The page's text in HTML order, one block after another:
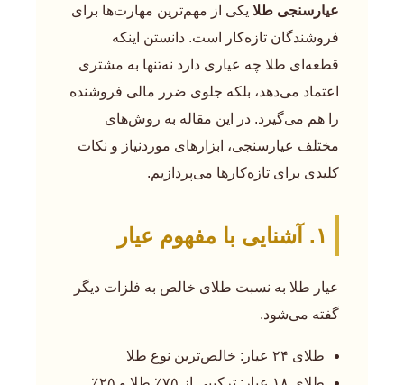
عیارسنجی طلا یکی از مهم‌ترین مهارت‌ها برای
فروشندگان تازه‌کار است. دانستن اینکه
قطعه‌ای طلا چه عیاری دارد نه‌تنها به مشتری
اعتماد می‌دهد، بلکه جلوی ضرر مالی فروشنده
را هم می‌گیرد. در این مقاله به روش‌های
مختلف عیارسنجی، ابزارهای موردنیاز و نکات
کلیدی برای تازه‌کارها می‌پردازیم.
۱. آشنایی با مفهوم عیار
عیار طلا به نسبت طلای خالص به فلزات دیگر
گفته می‌شود.
طلای ۲۴ عیار: خالص‌ترین نوع طلا